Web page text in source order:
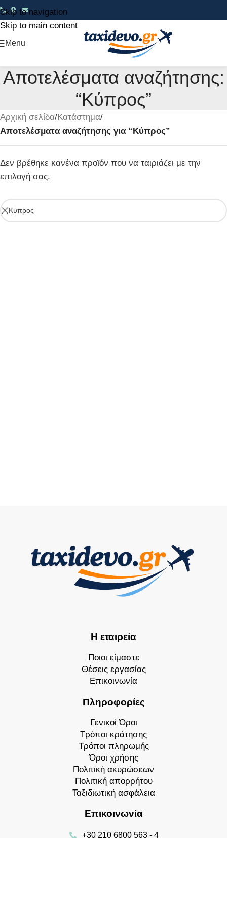
Skip to navigation
Skip to main content
Menu
Αποτελέσματα αναζήτησης:
“Κύπρος”
Αρχική σελίδα/Κατάστημα/
Αποτελέσματα αναζήτησης για “Κύπρος”
Δεν βρέθηκε κανένα προϊόν που να ταιριάζει με την
επιλογή σας.
Η εταιρεία
Ποιοι είμαστε
Θέσεις εργασίας
Επικοινωνία
Πληροφορίες
Γενικοί Όροι
Τρόποι κράτησης
Τρόποι πληρωμής
Όροι χρήσης
Πολιτική ακυρώσεων
Πολιτική απορρήτου
Ταξιδιωτική ασφάλεια
Επικοινωνία
+30 210 6800 563 - 4